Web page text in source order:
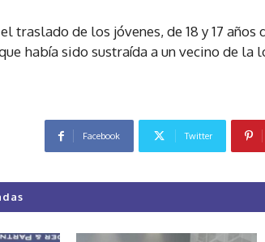
traslado de los jóvenes, de 18 y 17
que había sido sustraída a un vecino de la
Facebook Twitter